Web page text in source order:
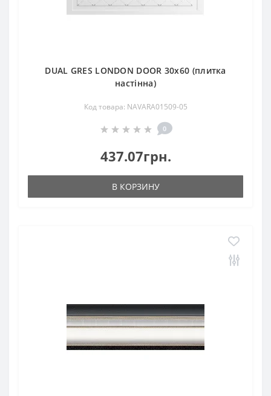
DUAL GRES LONDON DOOR 30x60 (плитка
настінна)
Код товара: NAVARA01509-05
0
437.07грн.
В КОРЗИНУ